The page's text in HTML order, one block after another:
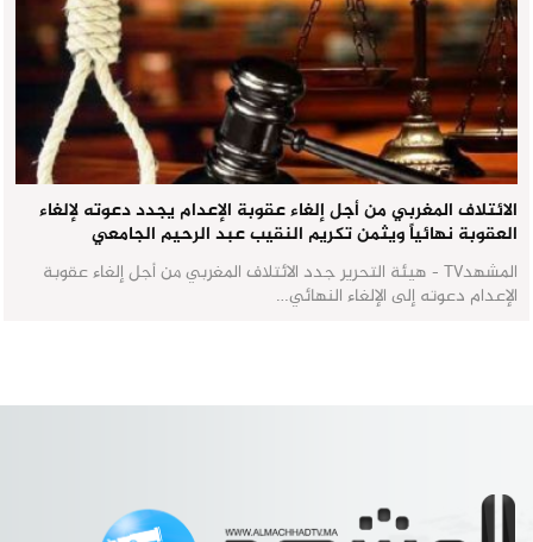
الائتلاف المغربي من أجل إلغاء عقوبة الإعدام يجدد دعوته لإلغاء
العقوبة نهائياً ويثمن تكريم النقيب عبد الرحيم الجامعي
المشهدTV - هيئة التحرير جدد الائتلاف المغربي من أجل إلغاء عقوبة
الإعدام دعوته إلى الإلغاء النهائي…